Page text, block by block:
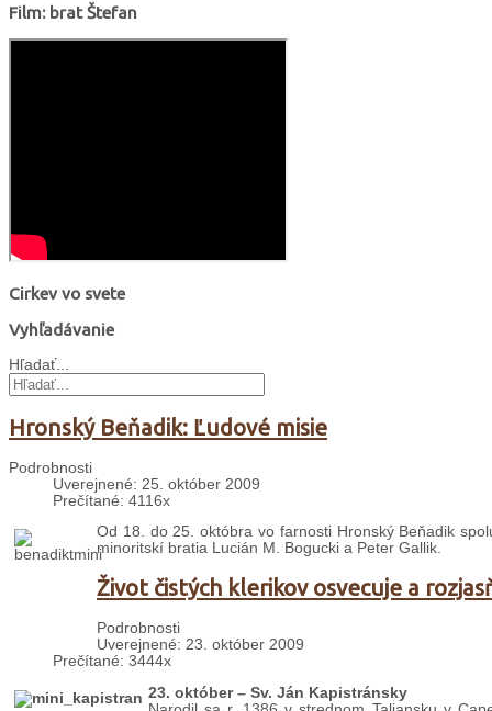
Film: brat Štefan
Cirkev vo svete
Vyhľadávanie
Hľadať...
Hronský Beňadik: Ľudové misie
Podrobnosti
Uverejnené: 25. október 2009
Prečítané: 4116x
Od 18. do 25. októbra vo farnosti Hronský Beňadik
minoritskí bratia Lucián M. Bogucki a Peter Gallik.
Život čistých klerikov osvecuje a
Podrobnosti
Uverejnené: 23. október 2009
Prečítané: 3444x
23. október – Sv. Ján Kapistránsky